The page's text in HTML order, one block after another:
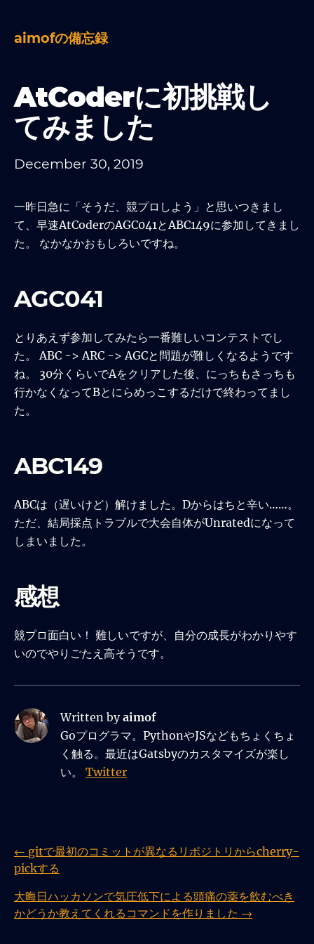
aimofの備忘録
AtCoderに初挑戦し
てみました
December 30, 2019
一昨日急に「そうだ、競プロしよう」と思いつきまし
て、早速AtCoderのAGC041とABC149に参加してきまし
た。 なかなかおもしろいですね。
AGC041
とりあえず参加してみたら一番難しいコンテストでし
た。 ABC -> ARC -> AGCと問題が難しくなるようです
ね。 30分くらいでAをクリアした後、にっちもさっちも
行かなくなってBとにらめっこするだけで終わってまし
た。
ABC149
ABCは（遅いけど）解けました。Dからはちと辛い……。
ただ、結局採点トラブルで大会自体がUnratedになって
しまいました。
感想
競プロ面白い！ 難しいですが、自分の成長がわかりやす
いのでやりごたえ高そうです。
Written byaimof
Goプログラマ。PythonやJSなどもちょくちょ
く触る。最近はGatsbyのカスタマイズが楽し
い。
Twitter
← gitで最初のコミットが異なるリポジトリからcherry-
pickする
大晦日ハッカソンで気圧低下による頭痛の薬を飲むべき
かどうか教えてくれるコマンドを作りました →